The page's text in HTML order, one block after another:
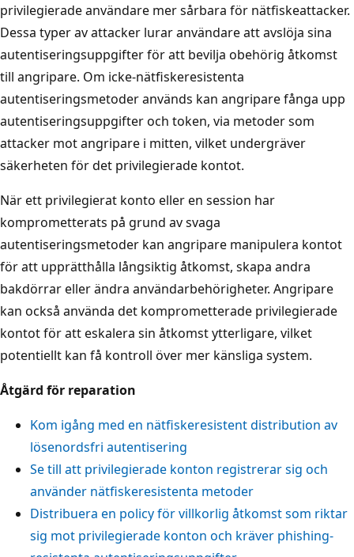
privilegierade användare mer sårbara för nätfiskeattacker.
Dessa typer av attacker lurar användare att avslöja sina
autentiseringsuppgifter för att bevilja obehörig åtkomst
till angripare. Om icke-nätfiskeresistenta
autentiseringsmetoder används kan angripare fånga upp
autentiseringsuppgifter och token, via metoder som
attacker mot angripare i mitten, vilket undergräver
säkerheten för det privilegierade kontot.
När ett privilegierat konto eller en session har
komprometterats på grund av svaga
autentiseringsmetoder kan angripare manipulera kontot
för att upprätthålla långsiktig åtkomst, skapa andra
bakdörrar eller ändra användarbehörigheter. Angripare
kan också använda det komprometterade privilegierade
kontot för att eskalera sin åtkomst ytterligare, vilket
potentiellt kan få kontroll över mer känsliga system.
Åtgärd för reparation
Kom igång med en nätfiskeresistent distribution av
lösenordsfri autentisering
Se till att privilegierade konton registrerar sig och
använder nätfiskeresistenta metoder
Distribuera en policy för villkorlig åtkomst som riktar
sig mot privilegierade konton och kräver phishing-